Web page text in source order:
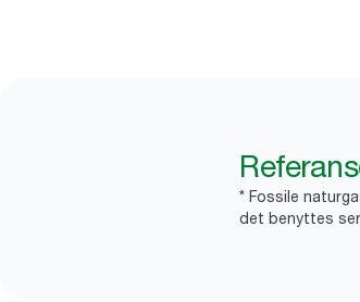
* Fossile
det benyttes